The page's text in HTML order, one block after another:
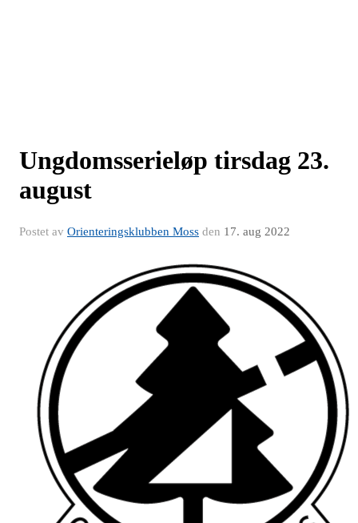
Ungdomsserieløp tirsdag 23.
august
Postet av Orienteringsklubben Moss den 17. aug 2022